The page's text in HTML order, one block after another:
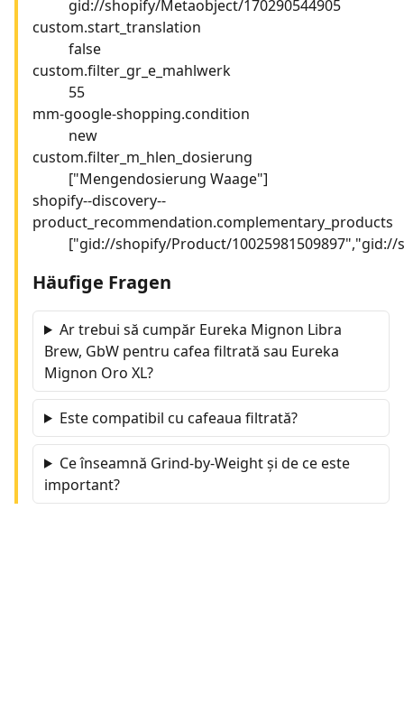
gid://shopify/Metaobject/170290544905
custom.start_translation
false
custom.filter_gr_e_mahlwerk
55
mm-google-shopping.condition
new
custom.filter_m_hlen_dosierung
["Mengendosierung Waage"]
shopify--discovery--
product_recommendation.complementary_products
["gid://shopify/Product/
Häufige Fragen
Ar trebui să cumpăr Eureka Mignon Libra
Brew, GbW pentru cafea filtrată sau Eureka
Mignon Oro XL?
Este compatibil cu cafeaua filtrată?
Ce înseamnă Grind-by-Weight și de ce este
important?